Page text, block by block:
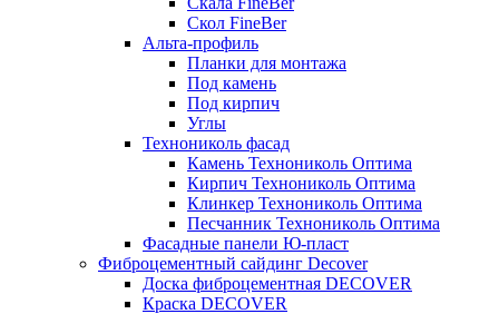
Скол FineBer
Альта-профиль
Планки для монтажа
Под камень
Под кирпич
Углы
Технониколь фасад
Камень Технониколь Оптима
Кирпич Технониколь Оптима
Клинкер Технониколь Оптима
Песчанник Технониколь Оптима
Фасадные панели Ю-пласт
Фиброцементный сайдинг Decover
Доска фиброцементная DECOVER
Краска DECOVER